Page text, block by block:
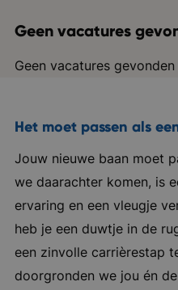
Geen vacatures
Geen vacatures
Het moet passen als
Jouw nieuwe baan moet
we daarachter komen, is
ervaring en een vleugje
heb je een duwtje in de
een zinvolle carrièrestap
doorgronden we jou én